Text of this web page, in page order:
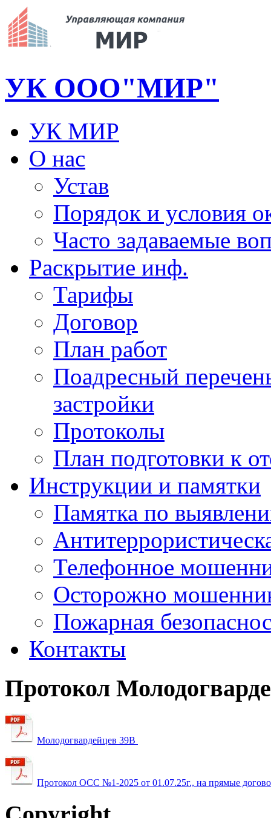
УК ООО"МИР"
УК МИР
О нас
Устав
Порядок и условия
Часто задаваемые
Раскрытие инф.
Тарифы
Договор
План работ
Поадресный
застройки
Протоколы
План подготовки к
Инструкции и памятки
Памятка по
Телефонное
Осторожно
Пожарная
Контакты
Протокол
Молодогвардейцев 39В
Протокол ОСС №1-2025 от 01.07.25г., на прямые